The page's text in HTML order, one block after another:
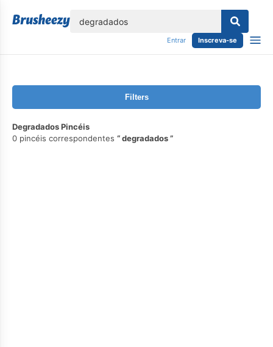
Entrar Inscreva-se
Filters
Degradados Pincéis
0 pincéis correspondentes
degradados